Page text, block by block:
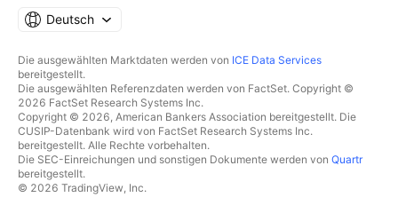
Deutsch
Die ausgewählten Marktdaten werden von ICE Data Services
bereitgestellt.
Die ausgewählten Referenzdaten werden von FactSet. Copyright ©
2026 FactSet Research Systems Inc.
Copyright © 2026, American Bankers Association bereitgestellt. Die
CUSIP-Datenbank wird von FactSet Research Systems Inc.
bereitgestellt. Alle Rechte vorbehalten.
Die SEC-Einreichungen und sonstigen Dokumente werden von Quartr
bereitgestellt.
© 2026 TradingView, Inc.